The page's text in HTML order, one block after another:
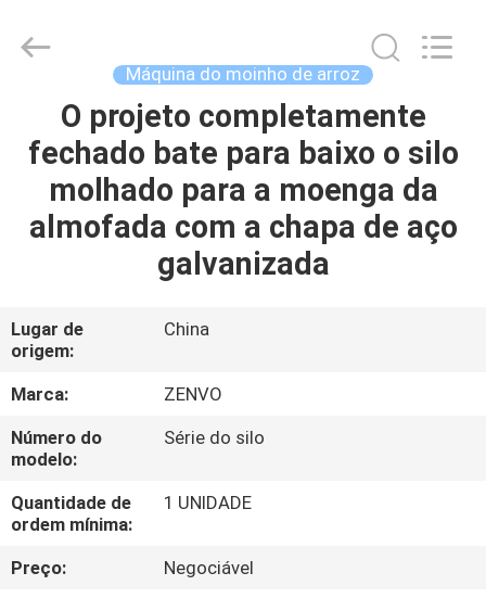
CASA
PRODUTOS
EXCURSÃO
DA
FÁBRICA
CONTROLE
DA
QUALIDADE
TECHNOLOGY
Máquina do moinho de arroz
O projeto completamente
fechado bate para baixo o silo
molhado para a moenga da
almofada com a chapa de aço
galvanizada
Lugar de
origem:
China
Marca:
ZENVO
Número do
modelo:
Série do silo
Quantidade de
ordem mínima:
1 UNIDADE
Preço:
Negociável